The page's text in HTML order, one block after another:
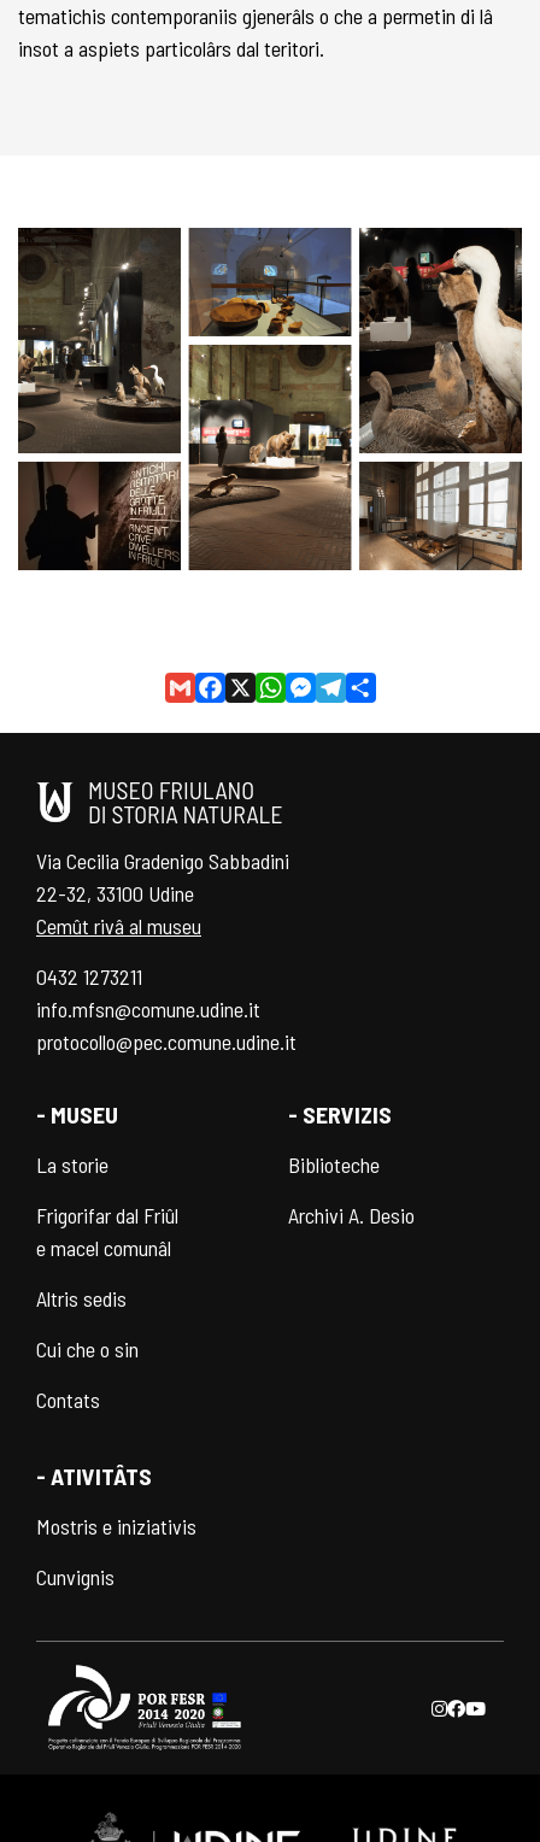
tematichis contemporaniis gjenerâls o che a permetin di lâ
insot a aspiets particolârs dal teritori.
Via Cecilia Gradenigo Sabbadini
22-32, 33100 Udine
Cemût rivâ al museu
0432 1273211
info.mfsn@comune.udine.it
protocollo@pec.comune.udine.it
- MUSEU
La storie
Frigorifar dal Friûl
e macel comunâl
Altris sedis
Cui che o sin
Contats
- SERVIZIS
Biblioteche
Archivi A. Desio
- ATIVITÂTS
Mostris e iniziativis
Cunvignis